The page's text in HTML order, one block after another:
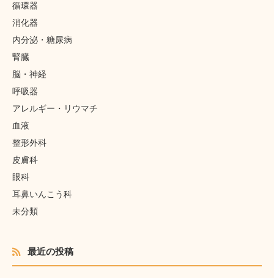
循環器
消化器
内分泌・糖尿病
腎臓
脳・神経
呼吸器
アレルギー・リウマチ
血液
整形外科
皮膚科
眼科
耳鼻いんこう科
未分類
最近の投稿